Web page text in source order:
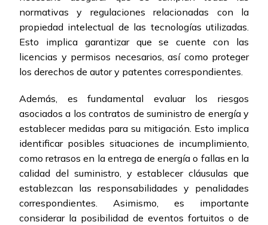
normativas y regulaciones relacionadas con la
propiedad intelectual de las tecnologías utilizadas.
Esto implica garantizar que se cuente con las
licencias y permisos necesarios, así como proteger
los derechos de autor y patentes correspondientes.
Además, es fundamental evaluar los riesgos
asociados a los contratos de suministro de energía y
establecer medidas para su mitigación. Esto implica
identificar posibles situaciones de incumplimiento,
como retrasos en la entrega de energía o fallas en la
calidad del suministro, y establecer cláusulas que
establezcan las responsabilidades y penalidades
correspondientes. Asimismo, es importante
considerar la posibilidad de eventos fortuitos o de